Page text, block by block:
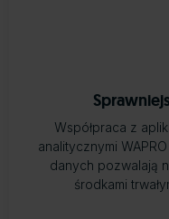
Współpraca z
analitycznymi
danych pozwalają
środkami